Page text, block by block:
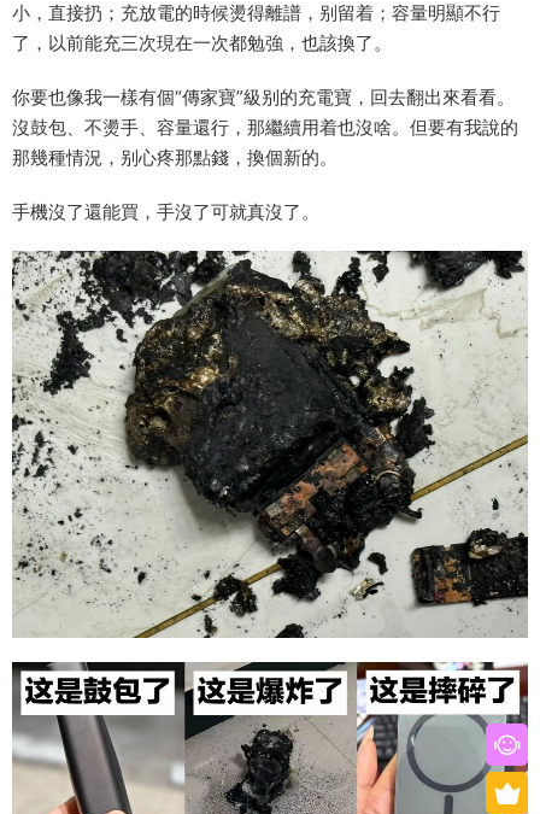
小，直接扔；充放電的時候燙得離譜，别留着；容量明顯不行
了，以前能充三次現在一次都勉強，也該換了。
你要也像我一樣有個“傳家寶”級别的充電寶，回去翻出來看看。
沒鼓包、不燙手、容量還行，那繼續用着也沒啥。但要有我說的
那幾種情況，别心疼那點錢，換個新的。
手機沒了還能買，手沒了可就真沒了。